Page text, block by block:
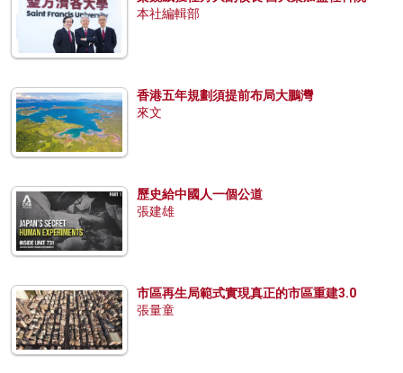
本社編輯部
香港五年規劃須提前布局大鵬灣
來文
歷史給中國人一個公道
張建雄
市區再生局範式實現真正的市區重建3.0
張量童